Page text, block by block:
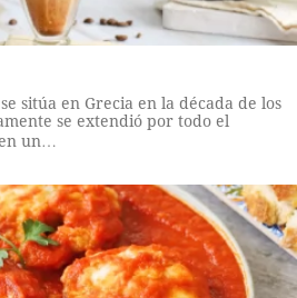
sitúa en Grecia en la década de los
se extendió por todo el
un…